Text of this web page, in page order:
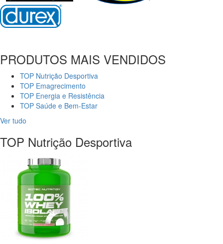
PRODUTOS MAIS VENDIDOS
TOP Nutrição Desportiva
TOP Emagrecimento
TOP Energia e Resistência
TOP Saúde e Bem-Estar
Ver tudo
TOP Nutrição Desportiva